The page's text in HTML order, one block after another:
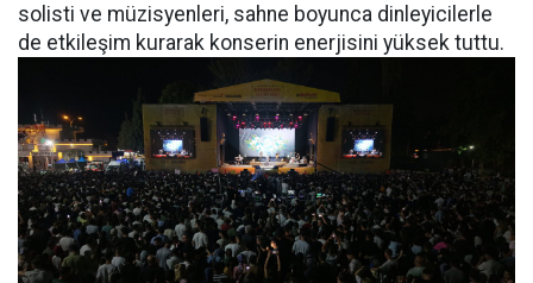
solisti ve müzisyenleri, sahne boyunca dinleyicilerle
de etkileşim kurarak konserin enerjisini yüksek tuttu.